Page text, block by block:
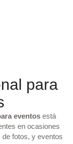
para
eventosestá
en ocasiones
fotos, y eventos